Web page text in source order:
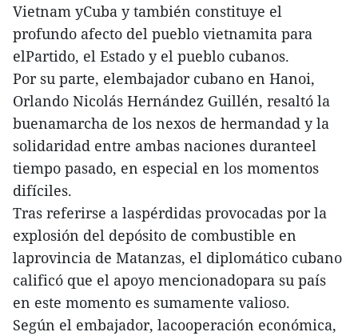
Vietnam yCuba y también constituye el
profundo afecto del pueblo vietnamita para
elPartido, el Estado y el pueblo cubanos.
Por su parte, elembajador cubano en Hanoi,
Orlando Nicolás Hernández Guillén, resaltó la
buenamarcha de los nexos de hermandad y la
solidaridad entre ambas naciones duranteel
tiempo pasado, en especial en los momentos
difíciles.
Tras referirse a laspérdidas provocadas por la
explosión del depósito de combustible en
laprovincia de Matanzas, el diplomático cubano
calificó que el apoyo mencionadopara su país
en este momento es sumamente valioso.
Según el embajador, lacooperación económica,